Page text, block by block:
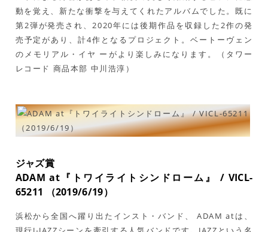
動を覚え、新たな衝撃を与えてくれたアルバムでした。既に
第2弾が発売され、2020年には後期作品を収録した2作の発
売予定があり、計4作となるプロジェクト。ベートーヴェン
のメモリアル・イヤ ーがより楽しみになります。（タワー
レコード 商品本部 中川浩淳）
ジャズ賞
ADAM at『トワイライトシンドローム』 / VICL-
65211 （2019/6/19）
浜松から全国へ躍り出たインスト・バンド、 ADAM atは、